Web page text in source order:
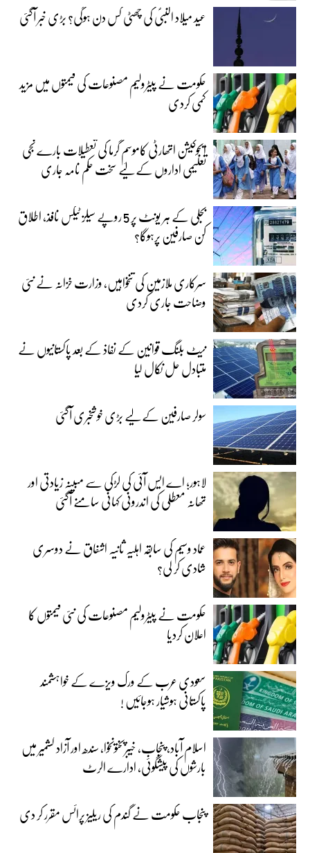
عید میلاد النبیؐ کی چھٹی کس دن ہوگی؟ بڑی خبر آگئی
حکومت نے پیٹرولیم مصنوعات کی قیمتوں میں مزید
کمی کردی
ایجوکیشن اتھارٹی کاموسمِ گرما کی تعطیلات بارے نجی
تعلیمی اداروں کے لیے سخت حکم نامہ جاری
بجلی کے ہر یونٹ پر 5 روپے سیلز ٹیکس نافذ، اطلاق
کن صارفین پرہوگا؟
سرکاری ملازمین کی تنخواہیں، وزارت خزانہ نے نئی
وضاحت جاری کردی
نیٹ بلنگ قوانین کے نفاذ کے بعد پاکستانیوں نے
متبادل حل نکال لیا
سولر صارفین کے لیے بڑی خوشخبری آگئی
لاہور؛ اے ایس آئی کی لڑکی سے مبینہ زیادتی اور
تھانہ معطلی کی اندرونی کہانی سامنے آگئی
عماد وسیم کی سابقہ اہلیہ ثانیہ اشفاق نے دوسری
شادی کر لی؟
حکومت نے پیٹرولیم مصنوعات کی نئی قیمتوں کا
اعلان کردیا
سعودی عرب کے ورک ویزے کے خواہشمند
پاکستانی ہوشیار ہوجائیں !
اسلام آباد، پنجاب، خیبرپختونخوا، سندھ اور آزاد کشمیر میں
بارشوں کی پیشگوئی، ادارے الرٹ
پنجاب حکومت نے گندم کی ریلیز پرائس مقرر کر دی‎